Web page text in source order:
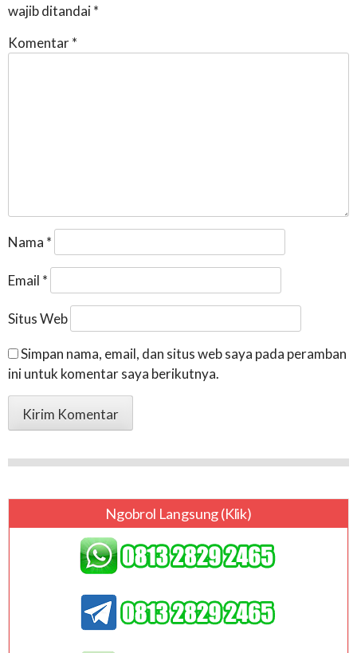
wajib ditandai*
Komentar*
Nama *
Email *
Situs Web
Simpan nama, email, dan situs web saya pada peramban
ini untuk komentar saya berikutnya.
Ngobrol Langsung (klik)